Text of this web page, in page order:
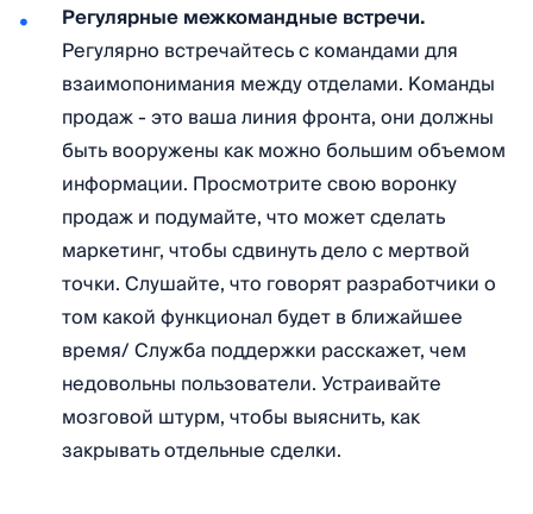
Регулярные межкомандные встречи.
Регулярно встречайтесь с командами для
взаимопонимания между отделами. Команды
продаж - это ваша линия фронта, они должны
быть вооружены как можно большим объемом
информации. Просмотрите свою воронку
продаж и подумайте, что может сделать
маркетинг, чтобы сдвинуть дело с мертвой
точки. Слушайте, что говорят разработчики о
том какой функционал будет в ближайшее
время/ Служба поддержки расскажет, чем
недовольны пользователи. Устраивайте
мозговой штурм, чтобы выяснить, как
закрывать отдельные сделки.